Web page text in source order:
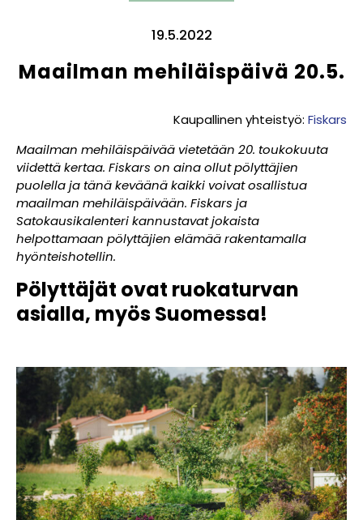
19.5.2022
Maailman mehiläispäivä 20.5.
Kaupallinen yhteistyö: Fiskars
Maailman mehiläispäivää vietetään 20. toukokuuta
viidettä kertaa. Fiskars on aina ollut pölyttäjien
puolella ja tänä keväänä kaikki voivat osallistua
maailman mehiläispäivään. Fiskars ja
Satokausikalenteri kannustavat jokaista
helpottamaan pölyttäjien elämää rakentamalla
hyönteishotellin.
Pölyttäjät ovat ruokaturvan
asialla, myös Suomessa!